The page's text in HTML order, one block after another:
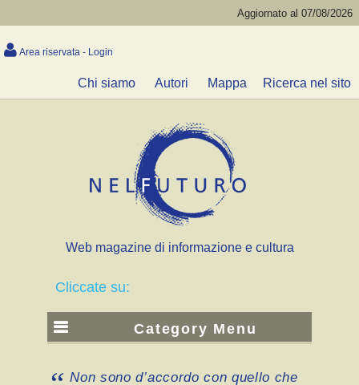
Aggiornato al 07/08/2026
Area riservata - Login
Chi siamo Autori Mappa Ricerca nel sito
Web magazine di informazione e cultura
Cliccate su:
Category Menu
Non sono d’accordo con quello che